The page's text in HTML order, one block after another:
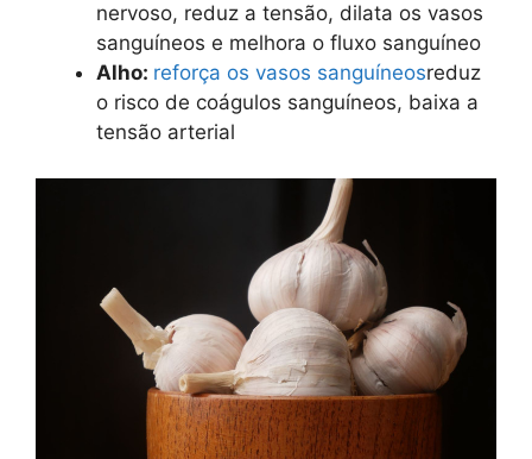
nervoso, reduz a tensão, dilata os vasos
sanguíneos e melhora o fluxo sanguíneo
Alho: reforça os vasos sanguíneosreduz
o risco de coágulos sanguíneos, baixa a
tensão arterial